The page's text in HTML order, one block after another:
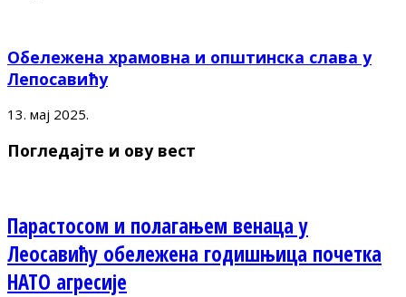
Обележена храмовна и општинска слава у
Лепосавићу
13. мај 2025.
Погледајте и ову вест
Парастосом и полагањем венаца у
Леосавићу обележена годишњица почетка
НАТО агресије